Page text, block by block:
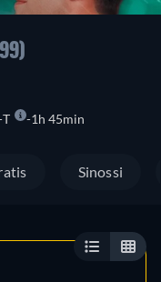
T 1h 45min
Sinossi